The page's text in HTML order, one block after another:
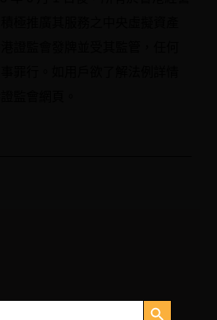
搜尋按鈕